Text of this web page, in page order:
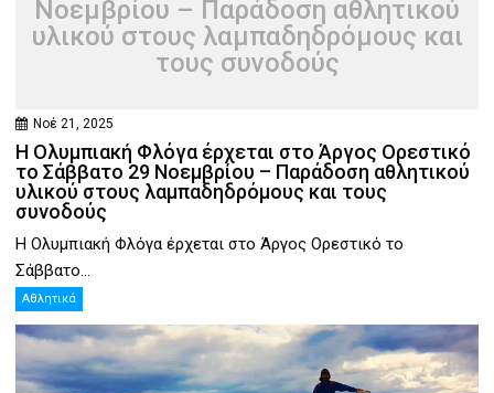
Νοεμβρίου – Παράδοση αθλητικού
υλικού στους λαμπαδηδρόμους και
τους συνοδούς
Νοέ 21, 2025
Η Ολυμπιακή Φλόγα έρχεται στο Άργος Ορεστικό
το Σάββατο 29 Νοεμβρίου – Παράδοση αθλητικού
υλικού στους λαμπαδηδρόμους και τους
συνοδούς
Η Ολυμπιακή Φλόγα έρχεται στο Άργος Ορεστικό το
Σάββατο...
Αθλητικά